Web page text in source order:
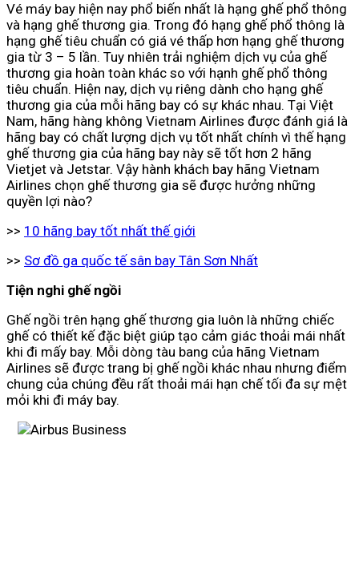
Vé máy bay hiện nay phổ biến nhất là hạng ghế phổ thông
và hạng ghế thương gia. Trong đó hạng ghế phổ thông là
hạng ghế tiêu chuẩn có giá vé thấp hơn hạng ghế thương
gia từ 3 – 5 lần. Tuy nhiên trải nghiệm dịch vụ của ghế
thương gia hoàn toàn khác so với hạnh ghế phổ thông
tiêu chuẩn. Hiện nay, dịch vụ riêng dành cho hạng ghế
thương gia của mỗi hãng bay có sự khác nhau. Tại Việt
Nam, hãng hàng không Vietnam Airlines được đánh giá là
hãng bay có chất lượng dịch vụ tốt nhất chính vì thế hạng
ghế thương gia của hãng bay này sẽ tốt hơn 2 hãng
Vietjet và Jetstar. Vậy hành khách bay hãng Vietnam
Airlines chọn ghế thương gia sẽ được hưởng những
quyền lợi nào?
>> 10 hãng bay tốt nhất thế giới
>> Sơ đồ ga quốc tế sân bay Tân Sơn Nhất
Tiện nghi ghế ngồi
Ghế ngồi trên hạng ghế thương gia luôn là những chiếc
ghế có thiết kế đặc biệt giúp tạo cảm giác thoải mái nhất
khi đi mấy bay. Mỗi dòng tàu bang của hãng Vietnam
Airlines sẽ được trang bị ghế ngồi khác nhau nhưng điểm
chung của chúng đều rất thoải mái hạn chế tối đa sự mệt
mỏi khi đi máy bay.